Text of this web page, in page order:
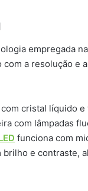
empregada
a resolução e
cristal líquido e
com lâmpadas
funciona com
brilho e contraste,